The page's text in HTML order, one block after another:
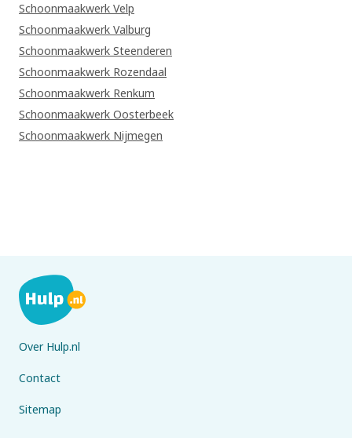
Schoonmaakwerk Velp
Schoonmaakwerk Valburg
Schoonmaakwerk Steenderen
Schoonmaakwerk Rozendaal
Schoonmaakwerk Renkum
Schoonmaakwerk Oosterbeek
Schoonmaakwerk Nijmegen
Over Hulp.nl
Contact
Sitemap